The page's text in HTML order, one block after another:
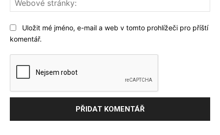
Uložit mé jméno, e-mail a web v tomto prohlížeči pro příští
komentář.